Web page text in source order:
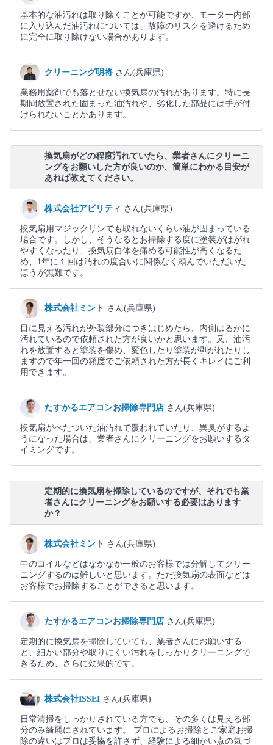
基本的な油汚れは取り除くことが可能ですが、モーター内部
に入り込んだ油汚れについては、故障のリスクを避けるため
に完全に取り除けない場合があります。
クリーニング明将 さん(兵庫県)
業務用薬剤でも落とせない換気扇の汚れがあります。特に長
期間放置された固まった油汚れや、劣化した部品には手が付
けられないことがあります。
換気扇がどの程度汚れていたら、業者さんにクリーニ
ングをお願いした方が良いのか、簡単にわかる目安が
あれば教えてください。
株式会社アビリティ さん(兵庫県)
換気扇用マジックリンでも取れないくらい油が固まっている
場合です。しかし、そうなるとお掃除する度に塗装がはがれ
やすくなったり、換気扇自体を痛める可能性が高くなるた
め、1年に１回は汚れの度合いに関係なく頼んでいただいた
ほうが無難です。
株式会社ミント さん(兵庫県)
目に見える汚れが外装部分につきはじめたら、内側はるかに
汚れているので依頼された方が良いかと思います。又、油汚
れを放置すると塗装を傷め、変色したり塗装が剥がれたりし
ますので年一回の頻度でご依頼された方が長くキレイにご利
用できます。
たすかるエアコンお掃除専門店 さん(兵庫県)
換気扇がべたついた油汚れで覆われていたり、異臭がするよ
うになった場合は、業者さんにクリーニングをお願いするタ
イミングです。
定期的に換気扇を掃除しているのですが、それでも業
者さんにクリーニングをお願いする必要はあります
か？
株式会社ミント さん(兵庫県)
中のコイルなどはなかなか一般のお客様では分解してクリー
ニングするのは難しいと思います。ただ換気扇の表面などは
お客様でお掃除することができると思います。
たすかるエアコンお掃除専門店 さん(兵庫県)
定期的に換気扇を掃除していても、業者さんにお願いする
と、細かい部分や取りにくい汚れをしっかりクリーニングで
きるため、さらに効果的です。
株式会社ISSEI さん(兵庫県)
日常清掃をしっかりされている方でも、その多くは見える部
分のみ綺麗にされています。 プロによるお掃除とご家庭お掃
除の違いはプロは妥協を許さず、経験による細かい点の気づ